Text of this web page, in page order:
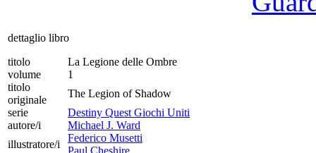
dettaglio libro
titolo
La Legione delle Ombre
volume
1
titolo
originale
The Legion of Shadow
serie
Destiny Quest Giochi Uniti
autore/i
Michael J. Ward
illustratore/i
Federico Musetti
Paul Cheshire